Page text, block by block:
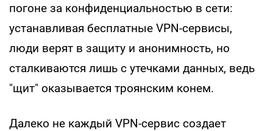
погоне за конфиденциальностью в сети:
устанавливая бесплатные VPN-сервисы,
люди верят в защиту и анонимность, но
сталкиваются лишь с утечками данных, ведь
"щит" оказывается троянским конем.
Далеко не каждый VPN-сервис создает